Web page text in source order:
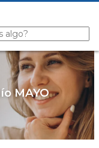
MAYO